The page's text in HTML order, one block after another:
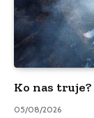
Ko nas truje?
05/08/2026